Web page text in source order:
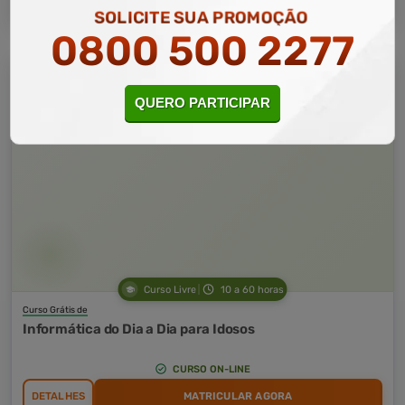
Curso Livre 10 a 60 horas
Curso Grátis de
Informática do Dia a Dia para Idosos
CURSO ON-LINE
DETALHES MATRICULAR AGORA
SOLICITE SUA PROMOÇÃO
0800 500 2277
QUERO PARTICIPAR